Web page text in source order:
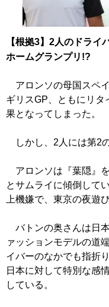
【根拠3】2人のドライ
ホームグランプリ!?
アロンソの母国スペ
ギリスGP、ともにリ
果となってしまった。
しかし、2人には第2
アロンソは『葉隠』
とサムライに傾倒して
上機嫌で、東京の夜遊
バトンの奥さんは日
ァッションモデルの道
イバーのなかでも指折
日本に対して特別な感
している。